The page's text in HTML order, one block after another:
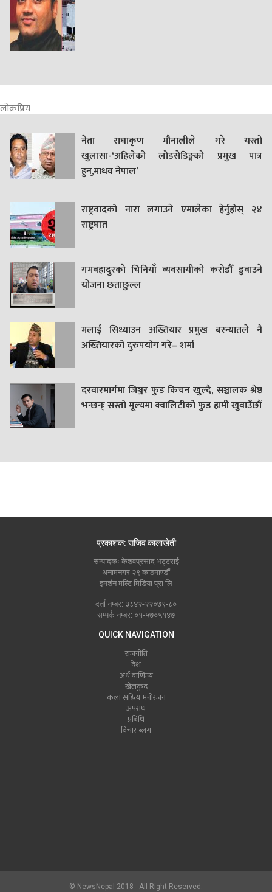
लोक्रप्रिय
नेता राधाकृण मौनालीले गरे यस्तो
खुलासा-‘अहिलेको लोडसेडिङ्गको प्रमुख पात्र
हुन्,माधव नेपाल’
राष्ट्रवादको नारा लगाउने एमालेका हेर्नुहोस् २४
राष्ट्रघात
गमबहादुरकाे चिनियाँ व्यवसायीको करोडौँ डुवाउने
याेजना छताछुल्ल
मलाई सिध्याउन अख्तियार प्रमुख बस्न्यातले नै
अख्तियारको दुरुपयोग गरे– शर्मा
दरवारमार्गमा जिञ्जर फुड किचन खुल्दै, सञ्चालक श्रेष्ठ
भन्छन्ः सस्तो मूल्यमा क्वालिटीको फुड हामी खुवाउँछौं
प्रकाशक: सजिव कालाखेती
सम्पादकः केशवप्रसाद भट्टराई
अनामनगर २९ काठमाण्डौं
इमर्शन मल्टि मिडिया प्रा लि
दर्ता नम्बर: ३८४२-२२०७९-८०
सम्पर्क नम्बर: ०१-५७०५१४७
QUICK NAVIGATION
राजनीति
देश
अर्थ बाणिज्य
खेलकुद
कला सहित्य मनोरंजन
अपराध
प्रबिधि
विचार ब्लग
© NewsNepal 2018 - All Right Reserved.